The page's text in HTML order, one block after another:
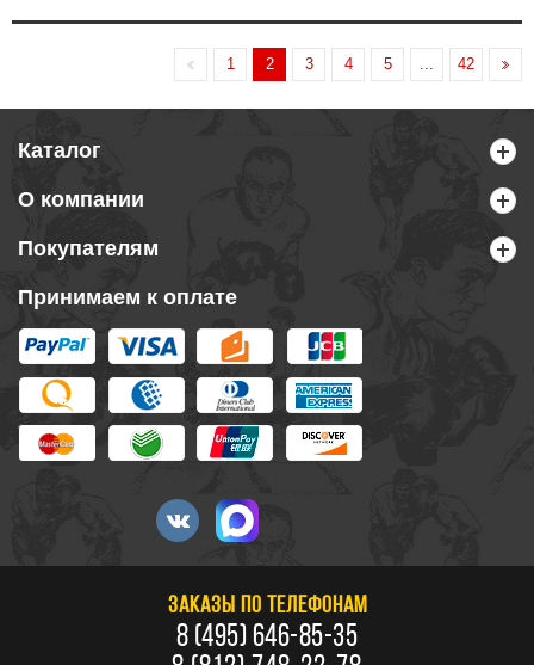
1 2 3 4 5 42
Каталог
О компании
Покупателям
Принимаем к оплате
ЗАКАЗЫ ПО ТЕЛЕФОНАМ
8 (495) 646-85-35